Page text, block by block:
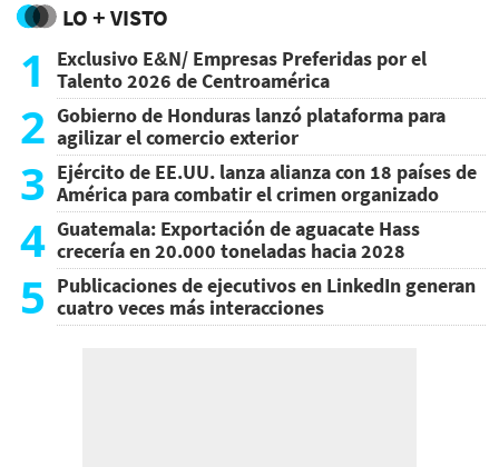
LO + VISTO
1
Exclusivo E&N/ Empresas Preferidas por el
Talento 2026 de Centroamérica
2 Gobierno de Honduras lanzó plataforma para
agilizar el comercio exterior
3 Ejército de EE.UU. lanza alianza con 18 países de
América para combatir el crimen organizado
4 Guatemala: Exportación de aguacate Hass
crecería en 20.000 toneladas hacia 2028
5 Publicaciones de ejecutivos en LinkedIn generan
cuatro veces más interacciones